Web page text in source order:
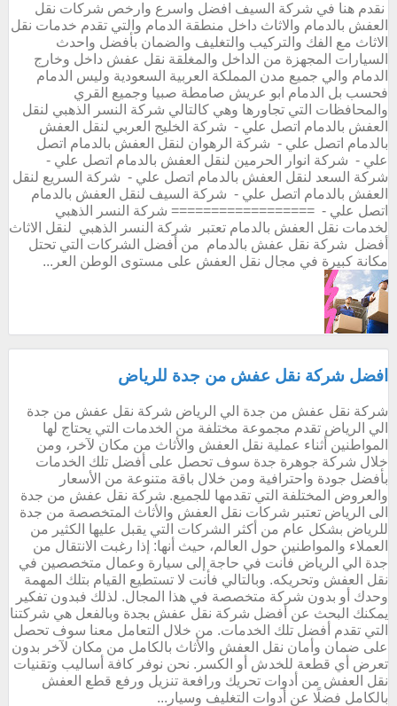
نقدم هنا في شركة السيف افضل واسرع وارخص شركات نقل
العفش بالدمام والاثاث داخل منطقة الدمام والتي تقدم خدمات نقل
الاثاث مع الفك والتركيب والتغليف والضمان بأفضل واحدث
السيارات المجهزة من الداخل والمغلقة نقل عفش داخل وخارج
الدمام والي جميع مدن المملكة العربية السعودية وليس الدمام
فحسب بل الدمام ابو عريش صامطة صبيا وجميع القري
والمحافظات التي تجاورها وهي كالتالي شركة النسر الذهبي لنقل
العفش بالدمام اتصل علي - شركة الخليج العربي لنقل العفش
بالدمام اتصل علي - شركة الرهوان لنقل العفش بالدمام اتصل
علي - شركة انوار الحرمين لنقل العفش بالدمام اتصل علي -
شركة السعد لنقل العفش بالدمام اتصل علي - شركة السريع لنقل
العفش بالدمام اتصل علي - شركة السيف لنقل العفش بالدمام
اتصل علي - ================== شركة النسر الذهبي
لخدمات نقل العفش بالدمام تعتبر شركة النسر الذهبي لنقل الاثاث
أفضل شركة نقل عفش بالدمام من أفضل الشركات التي تحتل
مكانة كبيرة في مجال نقل العفش على مستوى الوطن العر...
افضل شركة نقل عفش من جدة للرياض
شركة نقل عفش من جدة الي الرياض شركة نقل عفش من جدة
الي الرياض تقدم مجموعة مختلفة من الخدمات التي يحتاج لها
المواطنين أثناء عملية نقل العفش والأثاث من مكان لآخر، ومن
خلال شركة جوهرة جدة سوف تحصل على أفضل تلك الخدمات
بأفضل جودة واحترافية ومن خلال باقة متنوعة من الأسعار
والعروض المختلفة التي تقدمها للجميع. شركة نقل عفش من جدة
الى الرياض تعتبر شركات نقل العفش والأثاث المتخصصة من جدة
للرياض بشكل عام من أكثر الشركات التي يقبل عليها الكثير من
العملاء والمواطنين حول العالم، حيث أنها: إذا رغبت الانتقال من
جدة الي الرياض فأنت في حاجة إلى سيارة وعمال متخصصين في
نقل العفش وتحريكه. وبالتالي فأنت لا تستطيع القيام بتلك المهمة
وحدك أو بدون شركة متخصصة في هذا المجال. لذلك فبدون تفكير
يمكنك البحث عن أفضل شركة نقل عفش بجدة وبالفعل هي شركتنا
التي تقدم أفضل تلك الخدمات. من خلال التعامل معنا سوف تحصل
على ضمان وأمان نقل العفش والأثاث بالكامل من مكان لآخر بدون
تعرض أي قطعة للخدش أو الكسر. نحن نوفر كافة أساليب وتقنيات
نقل العفش من أدوات تحريك ورافعة تنزيل ورفع قطع العفش
بالكامل فضلًا عن أدوات التغليف وسيار...